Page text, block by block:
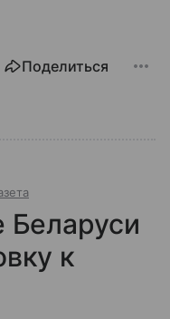
Поделиться
Беларуси
к